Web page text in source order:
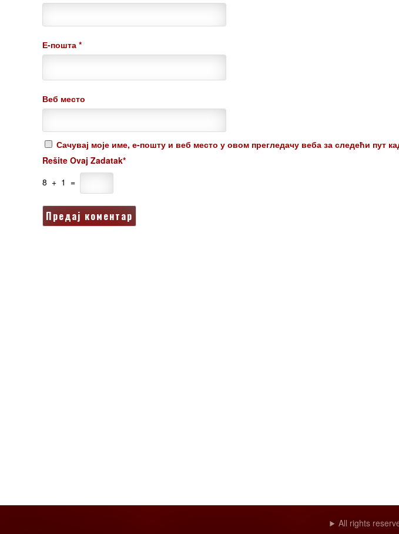
Е-пошта *
Веб место
Сачувај моје име, е-пошту и веб место у овом прегледачу веба за следећи пут
Rešite Ovaj Zadatak*
8 + 1 =
All rights